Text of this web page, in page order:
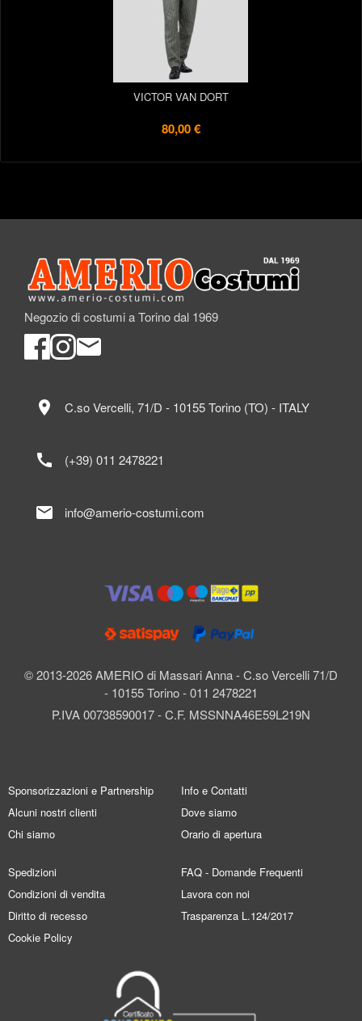
VICTOR VAN DORT
80,00 €
Negozio di costumi a Torino dal 1969
© 2013-2026 AMERIO di Massari Anna - C.so Vercelli 71/D
- 10155 Torino - 011 2478221
P.IVA 00738590017 - C.F. MSSNNA46E59L219N
location_on C.so Vercelli, 71/D - 10155 Torino (TO) - ITALY
call (+39) 011 2478221
mail info@amerio-costumi.com
Sponsorizzazioni e Partnership
Alcuni nostri clienti
Chi siamo
Info e Contatti
Dove siamo
Orario di apertura
Spedizioni
Condizioni di vendita
Diritto di recesso
Cookie Policy
FAQ - Domande Frequenti
Lavora con noi
Trasparenza L.124/2017